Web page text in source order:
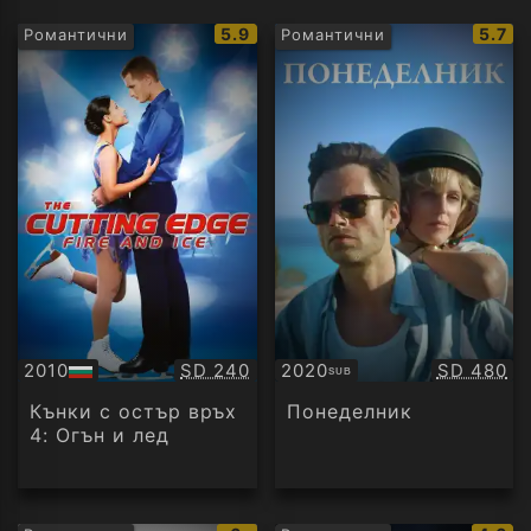
Романтични
IMDb
рейтинг:
5.9
2010
БГ
аудио
Качество:
SD 240
Кънки с остър връх
4: Огън и лед
Романтични
IMDb
5.7
2020SUB
Субтитри SD 480
Понеделник